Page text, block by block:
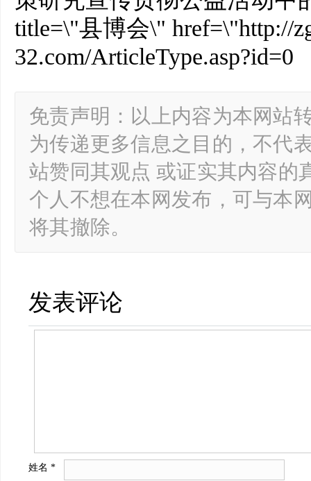
title=\"县博会\" href=\"http://
32.com/ArticleType.asp?id=0
免责声明：以上内容为本网站
为传递更多信息之目的，不代
站赞同其观点 或证实其内容的
个人不想在本网发布，可与本
将其撤除。
发表评论
姓名 *